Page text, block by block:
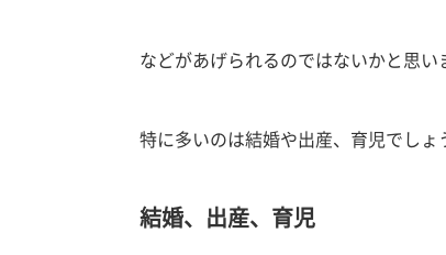
などがあげられるのではないかと思い
特に多いのは結婚や出産、育児でしょ
結婚、出産、育児